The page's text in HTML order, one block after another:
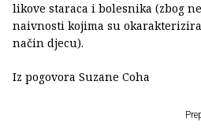
likove staraca i bolesnika (zbog
naivnosti kojima su
način djecu).
Iz pogovora Suzane Coha